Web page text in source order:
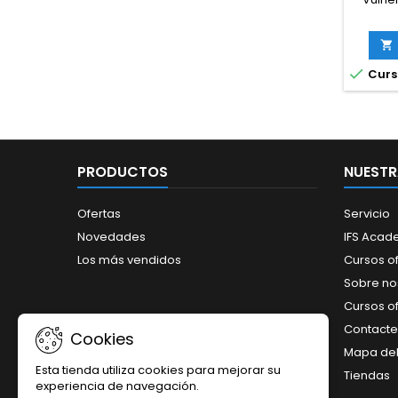
un
para


PRODUCTOS
Ofertas
Novedades
Los más vendidos
Servicio
IFS
Cursos
Sobre
Cursos
Mapa
Tiendas
Cookies
Esta tienda utiliza cookies para mejorar su
experiencia de navegación.